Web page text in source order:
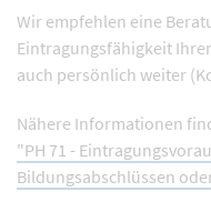
Wir empfehlen eine
Eintragungsfähigkeit
auch persönlich weiter
Nähere Informationen
"PH 71 -
Bildungsabschlüssen